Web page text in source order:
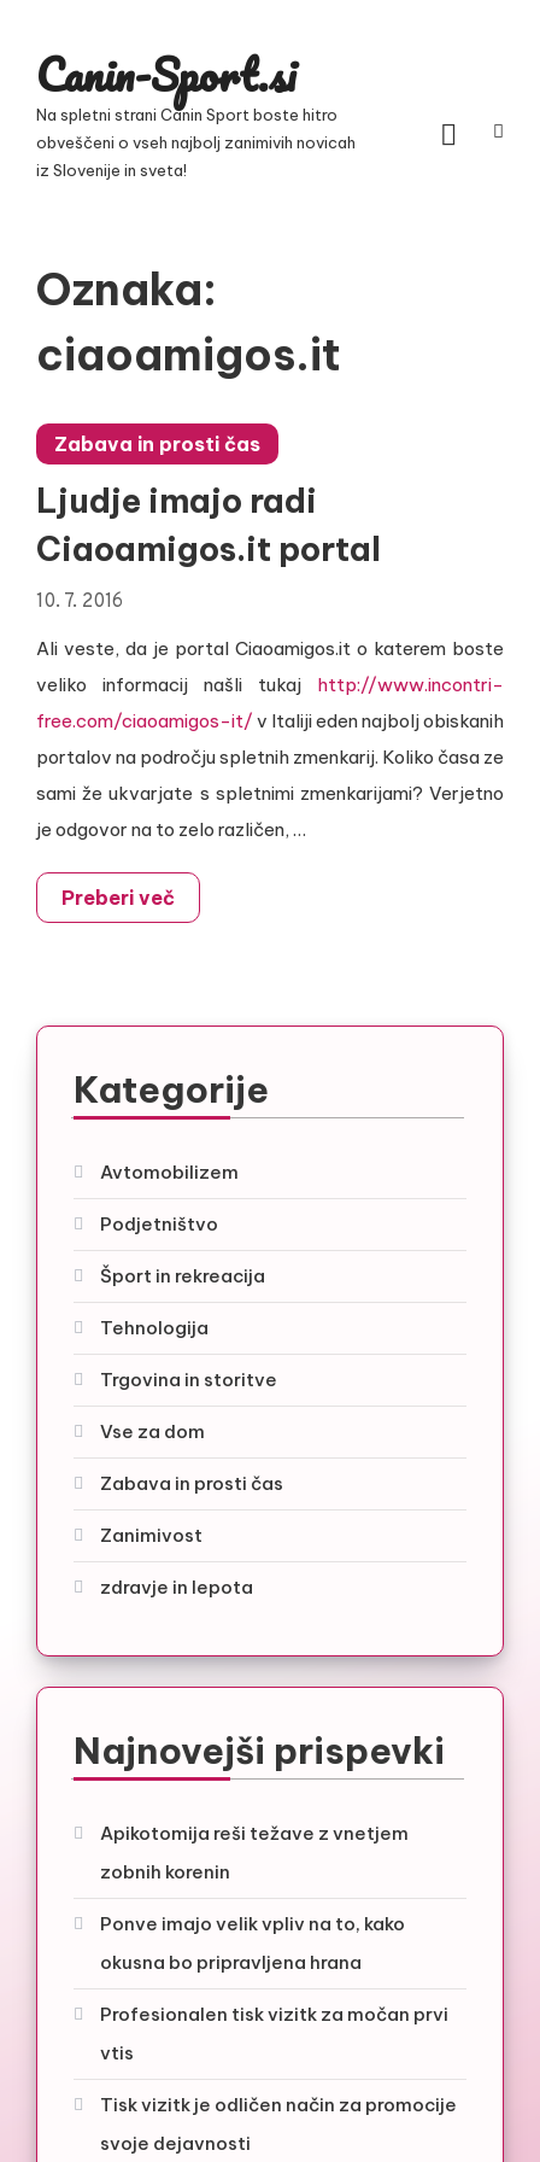
contentCanin-Sport.si
Na spletni strani Canin Sport boste hitro
obveščeni o vseh najbolj zanimivih novicah
iz Slovenije in sveta!
Oznaka:
ciaoamigos.it
Zabava in prosti čas
Ljudje imajo radi
Ciaoamigos.it portal
10. 7. 2016
Ali veste, da je portal Ciaoamigos.it o katerem boste
veliko informacij našli tukaj http://www.incontri-
free.com/ciaoamigos-it/ v Italiji eden najbolj obiskanih
portalov na področju spletnih zmenkarij. Koliko časa ze
sami že ukvarjate s spletnimi zmenkarijami? Verjetno
je odgovor na to zelo različen, …
Preberi več
Kategorije
Avtomobilizem
Podjetništvo
Šport in rekreacija
Tehnologija
Trgovina in storitve
Vse za dom
Zabava in prosti čas
Zanimivost
zdravje in lepota
Najnovejši prispevki
Apikotomija reši težave z vnetjem
zobnih korenin
Ponve imajo velik vpliv na to, kako
okusna bo pripravljena hrana
Profesionalen tisk vizitk za močan prvi
vtis
Tisk vizitk je odličen način za promocije
svoje dejavnosti